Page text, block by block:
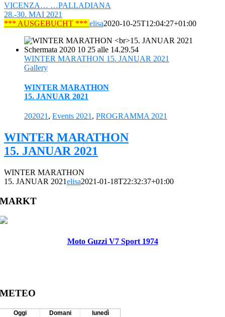
VICENZA… …PALLADIANA
28.-30. MAI 2021
*** AUSGEBUCHT *** elisa2020-10-25T12:04:27+01:00
WINTER MARATHON 15. JANUAR 2021
Gallery
WINTER MARATHON
15. JANUAR 2021
202021 , Events 2021 , PROGRAMMA 2021
WINTER MARATHON
15. JANUAR 2021
WINTER MARATHON
15. JANUAR 2021elisa2021-01-18T22:32:37+01:00
MARKT
Moto Guzzi V7 Sport 1974
METEO
Oggi Domani lunedì